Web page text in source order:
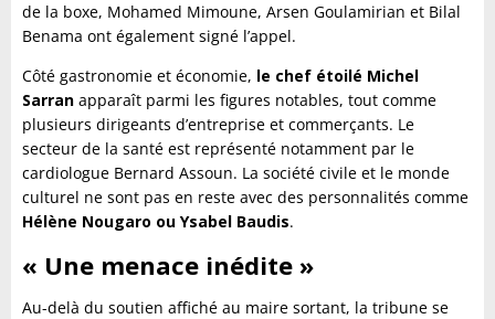
de la boxe, Mohamed Mimoune, Arsen Goulamirian et Bilal
Benama ont également signé l’appel.
Côté gastronomie et économie, le chef étoilé Michel
Sarran apparaît parmi les figures notables, tout comme
plusieurs dirigeants d’entreprise et commerçants. Le
secteur de la santé est représenté notamment par le
cardiologue Bernard Assoun. La société civile et le monde
culturel ne sont pas en reste avec des personnalités comme
Hélène Nougaro ou Ysabel Baudis.
« Une menace inédite »
Au-delà du soutien affiché au maire sortant, la tribune se